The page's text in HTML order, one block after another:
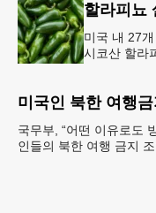
미국 내 27
시코산 할라
미국인 북한 여행
국무부, “어떤 이유로도
인들의 북한 여행 금지